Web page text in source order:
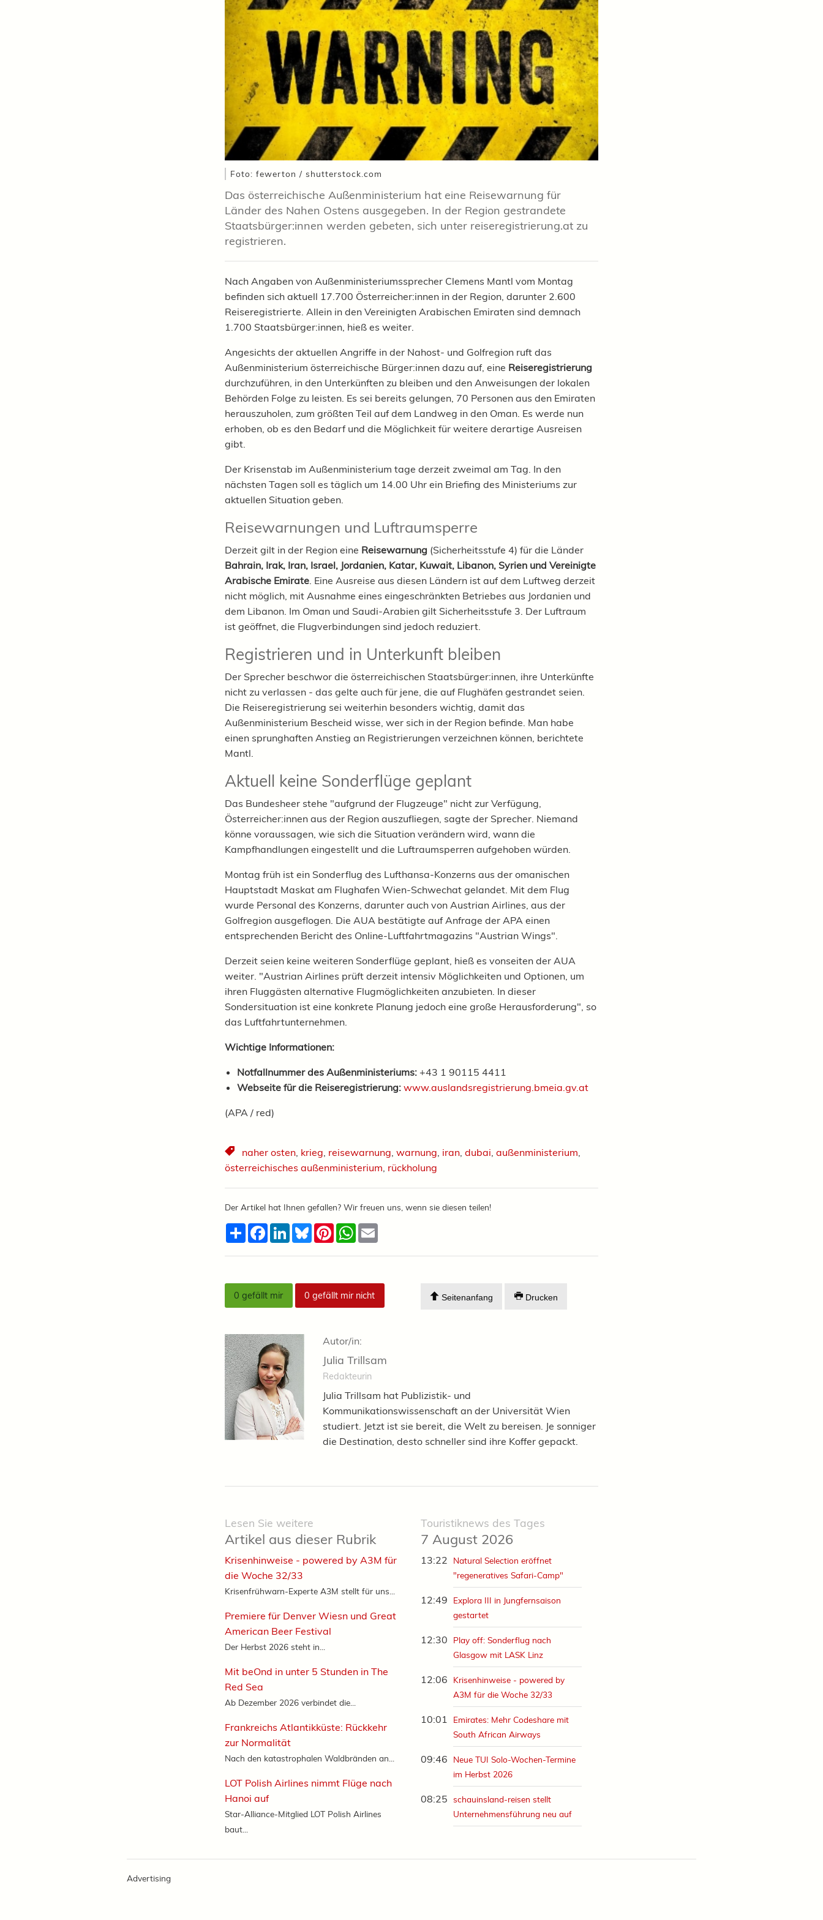
Foto: fewerton / shutterstock.com
Das österreichische Außenministerium hat eine Reisewarnung für
Länder des Nahen Ostens ausgegeben. In der Region gestrandete
Staatsbürger:innen werden gebeten, sich unter reiseregistrierung.at zu
registrieren.
Nach Angaben von Außenministeriumssprecher Clemens Mantl vom Montag
befinden sich aktuell 17.700 Österreicher:innen in der Region, darunter 2.600
Reiseregistrierte. Allein in den Vereinigten Arabischen Emiraten sind demnach
1.700 Staatsbürger:innen, hieß es weiter.
Angesichts der aktuellen Angriffe in der Nahost- und Golfregion ruft das
Außenministerium österreichische Bürger:innen dazu auf, eine Reiseregistrierung
durchzuführen, in den Unterkünften zu bleiben und den Anweisungen der lokalen
Behörden Folge zu leisten. Es sei bereits gelungen, 70 Personen aus den Emiraten
herauszuholen, zum größten Teil auf dem Landweg in den Oman. Es werde nun
erhoben, ob es den Bedarf und die Möglichkeit für weitere derartige Ausreisen
gibt.
Der Krisenstab im Außenministerium tage derzeit zweimal am Tag. In den
nächsten Tagen soll es täglich um 14.00 Uhr ein Briefing des Ministeriums zur
aktuellen Situation geben.
Reisewarnungen und Luftraumsperre
Derzeit gilt in der Region eine Reisewarnung (Sicherheitsstufe 4) für die Länder
Bahrain, Irak, Iran, Israel, Jordanien, Katar, Kuwait, Libanon, Syrien und Vereinigte
Arabische Emirate . Eine Ausreise aus diesen Ländern ist auf dem Luftweg derzeit
nicht möglich, mit Ausnahme eines eingeschränkten Betriebes aus Jordanien und
dem Libanon. Im Oman und Saudi-Arabien gilt Sicherheitsstufe 3. Der Luftraum
ist geöffnet, die Flugverbindungen sind jedoch reduziert.
Registrieren und in Unterkunft bleiben
Der Sprecher beschwor die österreichischen Staatsbürger:innen, ihre Unterkünfte
nicht zu verlassen - das gelte auch für jene, die auf Flughäfen gestrandet seien.
Die Reiseregistrierung sei weiterhin besonders wichtig, damit das
Außenministerium Bescheid wisse, wer sich in der Region befinde. Man habe
einen sprunghaften Anstieg an Registrierungen verzeichnen können, berichtete
Mantl.
Aktuell keine Sonderflüge geplant
Das Bundesheer stehe "aufgrund der Flugzeuge" nicht zur Verfügung,
Österreicher:innen aus der Region auszufliegen, sagte der Sprecher. Niemand
könne voraussagen, wie sich die Situation verändern wird, wann die
Kampfhandlungen eingestellt und die Luftraumsperren aufgehoben würden.
Montag früh ist ein Sonderflug des Lufthansa-Konzerns aus der omanischen
Hauptstadt Maskat am Flughafen Wien-Schwechat gelandet. Mit dem Flug
wurde Personal des Konzerns, darunter auch von Austrian Airlines, aus der
Golfregion ausgeflogen. Die AUA bestätigte auf Anfrage der APA einen
entsprechenden Bericht des Online-Luftfahrtmagazins "Austrian Wings".
Derzeit seien keine weiteren Sonderflüge geplant, hieß es vonseiten der AUA
weiter. "Austrian Airlines prüft derzeit intensiv Möglichkeiten und Optionen, um
ihren Fluggästen alternative Flugmöglichkeiten anzubieten. In dieser
Sondersituation ist eine konkrete Planung jedoch eine große Herausforderung", so
das Luftfahrtunternehmen.
Wichtige Informationen:
Notfallnummer des Außenministeriums: +43 1 90115 4411
Webseite für die Reiseregistrierung: www.auslandsregistrierung.bmeia.gv.at
(APA / red)
naher osten krieg reisewarnung warnung iran dubai außenministerium
österreichisches außenministerium rückholung
Der Artikel hat Ihnen gefallen? Wir freuen uns, wenn sie diesen teilen!
TeilenFacebook
LinkedInBlueskyPinterestWhatsApp
0 gefällt mir 0 gefällt mir nicht Seitenanfang Drucken
Autor/in:
Julia Trillsam
Redakteurin
Julia Trillsam hat Publizistik- und
Kommunikationswissenschaft an der Universität Wien
studiert. Jetzt ist sie bereit, die Welt zu bereisen. Je sonniger
die Destination, desto schneller sind ihre Koffer gepackt.
Touristiknews des Tages
7 August 2026
13:22
Natural Selection eröffnet
"regeneratives Safari-Camp"
12:49
Explora III in Jungfernsaison
gestartet
12:30
Play off: Sonderflug nach
Glasgow mit LASK Linz
12:06
Krisenhinweise - powered by
A3M für die Woche 32/33
10:01
Emirates: Mehr Codeshare mit
South African Airways
09:46
Neue TUI Solo-Wochen-Termine
im Herbst 2026
08:25
schauinsland-reisen stellt
Unternehmensführung neu auf
Lesen Sie weitere
Artikel aus dieser Rubrik
Krisenhinweise - powered by A3M für
die Woche 32/33
Krisenfrühwarn-Experte A3M stellt für uns...
Premiere für Denver Wiesn und Great
American Beer Festival
Der Herbst 2026 steht in...
Mit beOnd in unter 5 Stunden in The
Red Sea
Ab Dezember 2026 verbindet die...
Frankreichs Atlantikküste: Rückkehr
zur Normalität
Nach den katastrophalen Waldbränden an...
LOT Polish Airlines nimmt Flüge nach
Hanoi auf
Star-Alliance-Mitglied LOT Polish Airlines
baut...
Advertising